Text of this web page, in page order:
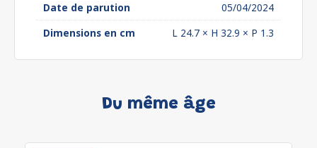
Date de parution
05/04/2024
Dimensions en cm
L 24.7 × H 32.9 × P 1.3
Du même âge